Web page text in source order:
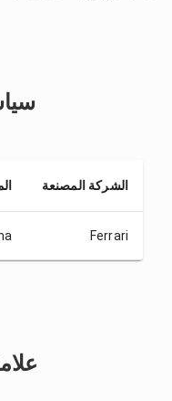
الشركة المصنعة
Ferrari